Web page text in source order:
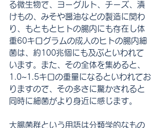
る微生物で、ヨーグルト、チーズ、漬
けもの、みそや醤油などの製造に関わ
り、もともとヒトの腸内にも存在し体
重60キログラムの成人のヒトの腸内細
菌は、約100兆個にも及ぶといわれて
います。また、その全体を集めると、
1.0~1.5キロの重量になるといわれてお
りますので、その多さに驚かされると
同時に細菌がより身近に感じます。
大腸菌群という用語は分類学的なもの